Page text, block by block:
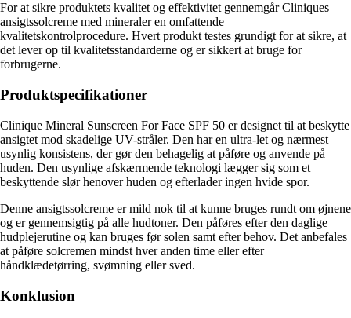
For at sikre produktets kvalitet og effektivitet gennemgår Cliniques
ansigtssolcreme med mineraler en omfattende
kvalitetskontrolprocedure. Hvert produkt testes grundigt for at sikre, at
det lever op til kvalitetsstandarderne og er sikkert at bruge for
forbrugerne.
Produktspecifikationer
Clinique Mineral Sunscreen For Face SPF 50 er designet til at beskytte
ansigtet mod skadelige UV-stråler. Den har en ultra-let og nærmest
usynlig konsistens, der gør den behagelig at påføre og anvende på
huden. Den usynlige afskærmende teknologi lægger sig som et
beskyttende slør henover huden og efterlader ingen hvide spor.
Denne ansigtssolcreme er mild nok til at kunne bruges rundt om øjnene
og er gennemsigtig på alle hudtoner. Den påføres efter den daglige
hudplejerutine og kan bruges før solen samt efter behov. Det anbefales
at påføre solcremen mindst hver anden time eller efter
håndklædetørring, svømning eller sved.
Konklusion